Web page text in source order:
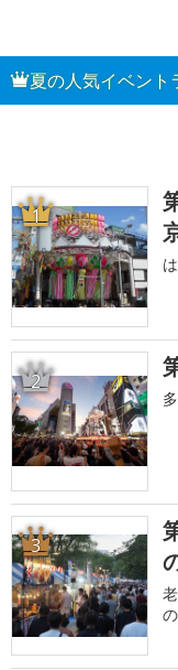
夏の人気イベント
1
2
3